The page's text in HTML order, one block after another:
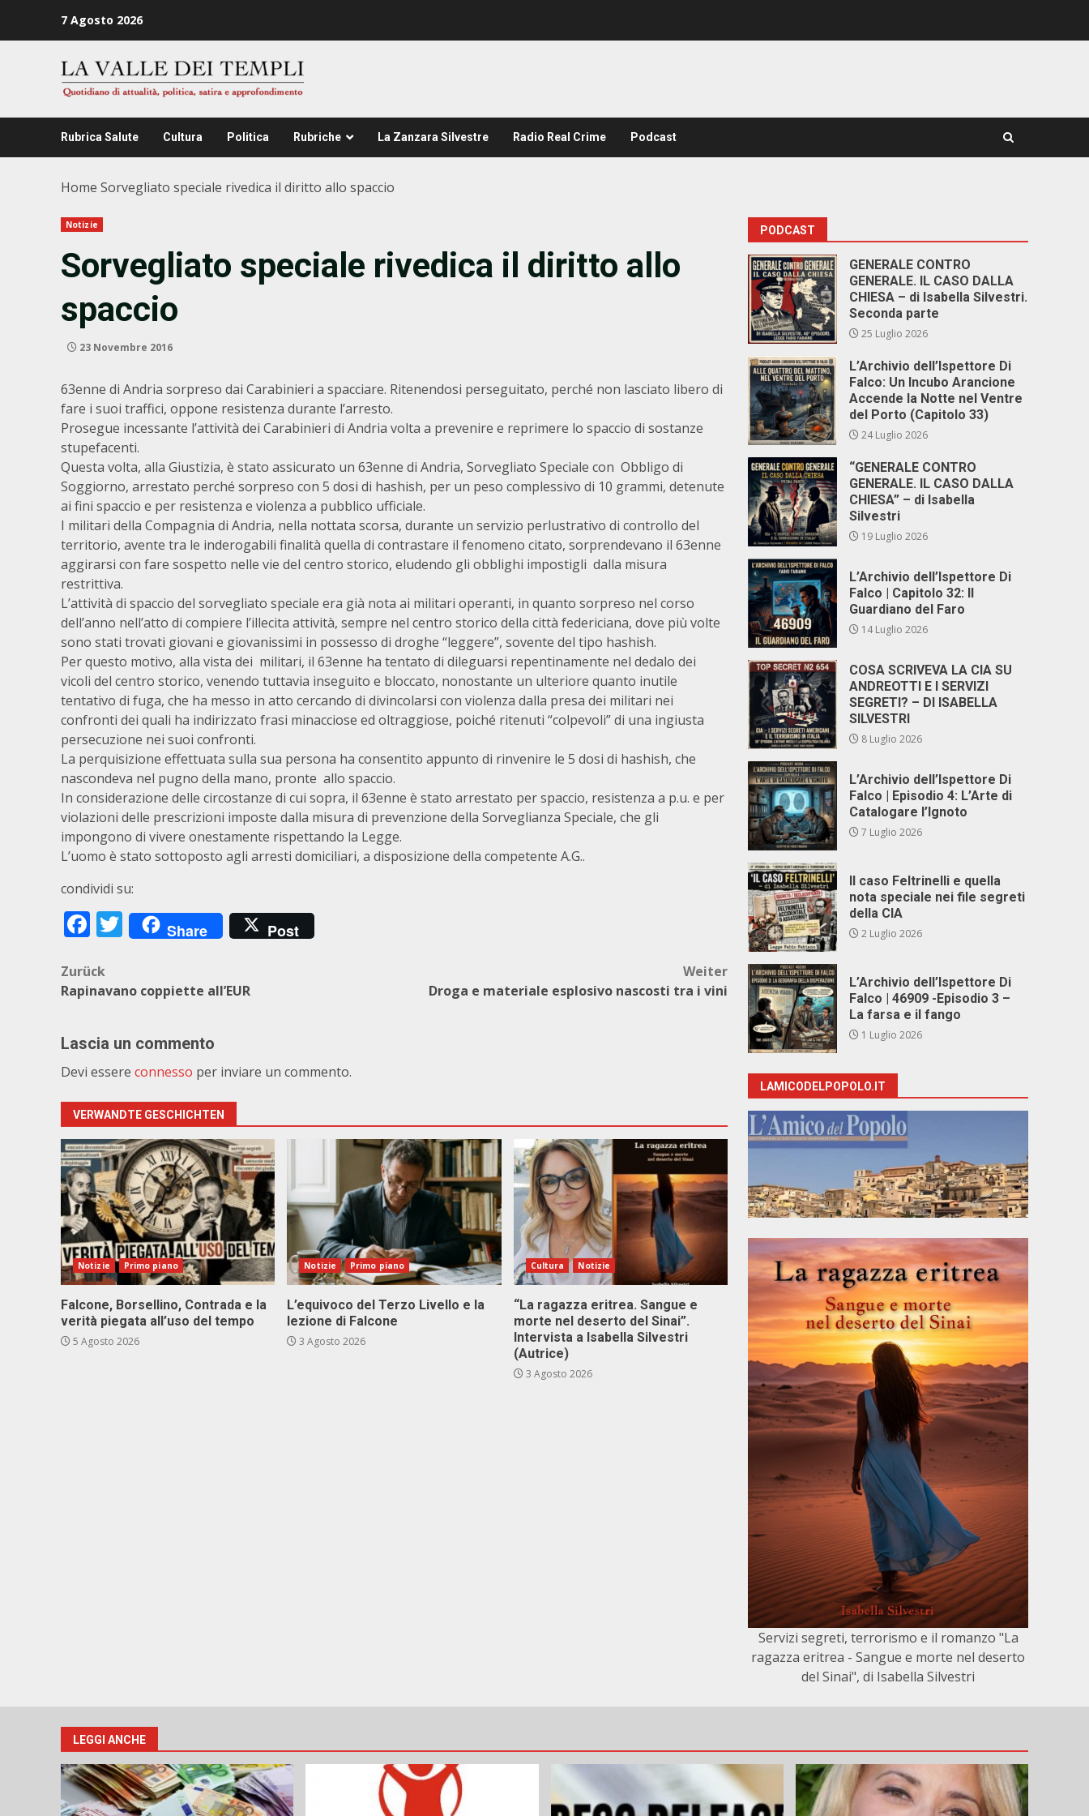
7 Agosto 2026
Rubrica Salute Cultura Politica Rubriche La Zanzara Silvestre Radio Real Crime Podcast
Home Sorvegliato speciale rivedica il diritto allo spaccio
Notizie
Sorvegliato speciale rivedica il diritto allo
spaccio
23 Novembre 2016
63enne di Andria sorpreso dai Carabinieri a spacciare. Ritenendosi perseguitato, perché non lasciato libero di
fare i suoi traffici, oppone resistenza durante l’arresto.
Prosegue incessante l’attività dei Carabinieri di Andria volta a prevenire e reprimere lo spaccio di sostanze
stupefacenti.
Questa volta, alla Giustizia, è stato assicurato un 63enne di Andria, Sorvegliato Speciale con Obbligo di
Soggiorno, arrestato perché sorpreso con 5 dosi di hashish, per un peso complessivo di 10 grammi, detenute
ai fini spaccio e per resistenza e violenza a pubblico ufficiale.
I militari della Compagnia di Andria, nella nottata scorsa, durante un servizio perlustrativo di controllo del
territorio, avente tra le inderogabili finalità quella di contrastare il fenomeno citato, sorprendevano il 63enne
aggirarsi con fare sospetto nelle vie del centro storico, eludendo gli obblighi impostigli dalla misura
restrittiva.
L’attività di spaccio del sorvegliato speciale era già nota ai militari operanti, in quanto sorpreso nel corso
dell’anno nell’atto di compiere l’illecita attività, sempre nel centro storico della città federiciana, dove più volte
sono stati trovati giovani e giovanissimi in possesso di droghe “leggere”, sovente del tipo hashish.
Per questo motivo, alla vista dei militari, il 63enne ha tentato di dileguarsi repentinamente nel dedalo dei
vicoli del centro storico, venendo tuttavia inseguito e bloccato, nonostante un ulteriore quanto inutile
tentativo di fuga, che ha messo in atto cercando di divincolarsi con violenza dalla presa dei militari nei
confronti dei quali ha indirizzato frasi minacciose ed oltraggiose, poiché ritenuti “colpevoli” di una ingiusta
persecuzione nei suoi confronti.
La perquisizione effettuata sulla sua persona ha consentito appunto di rinvenire le 5 dosi di hashish, che
nascondeva nel pugno della mano, pronte allo spaccio.
In considerazione delle circostanze di cui sopra, il 63enne è stato arrestato per spaccio, resistenza a p.u. e per
violazioni delle prescrizioni imposte dalla misura di prevenzione della Sorveglianza Speciale, che gli
impongono di vivere onestamente rispettando la Legge.
L’uomo è stato sottoposto agli arresti domiciliari, a disposizione della competente A.G..
condividi su:
Facebook
Twitter
Share Post
Beitragsnavigation
Zurück
Rapinavano coppiette all’EUR
Weiter
Droga e materiale esplosivo nascosti tra i vini
Lascia un commento
Devi essere connesso per inviare un commento.
VERWANDTE GESCHICHTEN
Notizie Primo piano
Falcone, Borsellino, Contrada e la
verità piegata all’uso del tempo
5 Agosto 2026
Notizie Primo piano
L’equivoco del Terzo Livello e la
lezione di Falcone
3 Agosto 2026
Cultura Notizie
“La ragazza eritrea. Sangue e
morte nel deserto del Sinai”.
Intervista a Isabella Silvestri
(Autrice)
3 Agosto 2026
PODCAST
GENERALE CONTRO
GENERALE. IL CASO DALLA
CHIESA – di Isabella Silvestri.
Seconda parte
25 Luglio 2026
L’Archivio dell’Ispettore Di
Falco: Un Incubo Arancione
Accende la Notte nel Ventre
del Porto (Capitolo 33)
24 Luglio 2026
“GENERALE CONTRO
GENERALE. IL CASO DALLA
CHIESA” – di Isabella
Silvestri
19 Luglio 2026
L’Archivio dell’Ispettore Di
Falco | Capitolo 32: Il
Guardiano del Faro
14 Luglio 2026
COSA SCRIVEVA LA CIA SU
ANDREOTTI E I SERVIZI
SEGRETI? – DI ISABELLA
SILVESTRI
8 Luglio 2026
L’Archivio dell’Ispettore Di
Falco | Episodio 4: L’Arte di
Catalogare l’Ignoto
7 Luglio 2026
Il caso Feltrinelli e quella
nota speciale nei file segreti
della CIA
2 Luglio 2026
L’Archivio dell’Ispettore Di
Falco | 46909 -Episodio 3 –
La farsa e il fango
1 Luglio 2026
LAMICODELPOPOLO.IT
Servizi segreti, terrorismo e il romanzo "La
ragazza eritrea - Sangue e morte nel deserto
del Sinai", di Isabella Silvestri
LEGGI ANCHE